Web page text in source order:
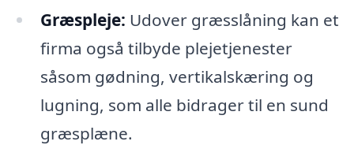
Græspleje: Udover græsslåning kan et
firma også tilbyde plejetjenester
såsom gødning, vertikalskæring og
lugning, som alle bidrager til en sund
græsplæne.